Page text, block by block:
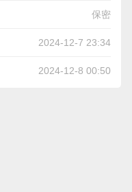
保密
2024-12-7 23:34
2024-12-8 00:50